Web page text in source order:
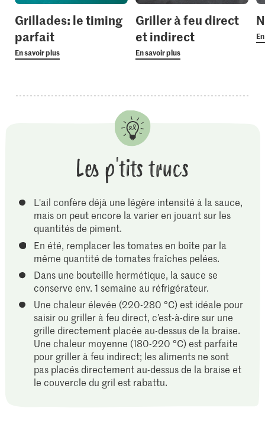
Grillades: le timing
parfait
En savoir plus
Griller à feu direct
et indirect
En savoir plus
Les p'tits trucs
L'ail confère déjà une légère intensité à la sauce,
mais on peut encore la varier en jouant sur les
quantités de piment.
En été, remplacer les tomates en boîte par la
même quantité de tomates fraîches pelées.
Dans une bouteille hermétique, la sauce se
conserve env. 1 semaine au réfrigérateur.
Une chaleur élevée (220-280 °C) est idéale pour
saisir ou griller à feu direct, c’est-à-dire sur une
grille directement placée au-dessus de la braise.
Une chaleur moyenne (180-220 °C) est parfaite
pour griller à feu indirect; les aliments ne sont
pas placés directement au-dessus de la braise et
le couvercle du gril est rabattu.